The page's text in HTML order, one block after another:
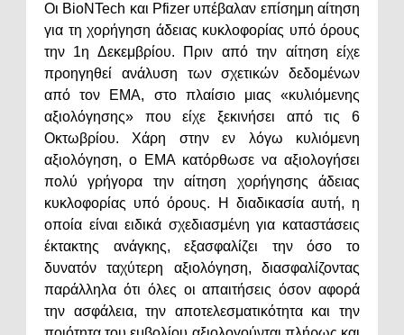
Οι BioNTech και Pfizer υπέβαλαν επίσημη αίτηση
για τη χορήγηση άδειας κυκλοφορίας υπό όρους
την 1η Δεκεμβρίου. Πριν από την αίτηση είχε
προηγηθεί ανάλυση των σχετικών δεδομένων
από τον ΕΜΑ, στο πλαίσιο μιας «κυλιόμενης
αξιολόγησης» που είχε ξεκινήσει από τις 6
Οκτωβρίου. Χάρη στην εν λόγω κυλιόμενη
αξιολόγηση, ο EMA κατόρθωσε να αξιολογήσει
πολύ γρήγορα την αίτηση χορήγησης άδειας
κυκλοφορίας υπό όρους. Η διαδικασία αυτή, η
οποία είναι ειδικά σχεδιασμένη για καταστάσεις
έκτακτης ανάγκης, εξασφαλίζει την όσο το
δυνατόν ταχύτερη αξιολόγηση, διασφαλίζοντας
παράλληλα ότι όλες οι απαιτήσεις όσον αφορά
την ασφάλεια, την αποτελεσματικότητα και την